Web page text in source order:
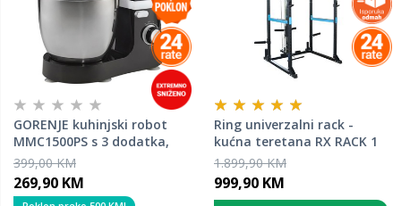
GORENJE kuhinjski robot
MMC1500PS s 3 dodatka,
1500 W, 7 L
399,00 KM
269,90 KM
Ring univerzalni rack -
kućna teretana RX RACK 1
1.899,90 KM
999,90 KM